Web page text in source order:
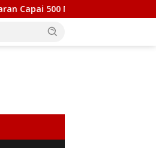
Peringati HUT Ke 53, Bank